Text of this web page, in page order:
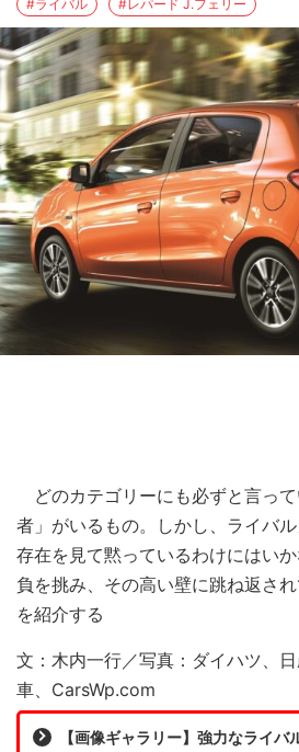
#ライバル #レパード J.フェリー
どのカテゴリーにも必ずと言っ
者」がいるもの。しかし、ライバ
存在を見て黙っているわけにはい
負を挑み、その高い壁に跳ね返さ
を紹介する
文：木内一行／写真：ダイハツ、
車、CarsWp.com
【画像ギャラリー】強力なライ